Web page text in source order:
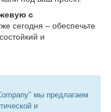
с
сегодня – обеспечьте
и
мы предлагаем
и